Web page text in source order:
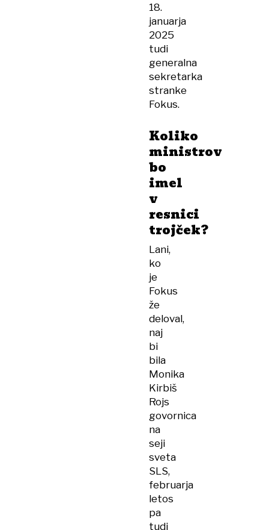
18.
januarja
2025
tudi
generalna
sekretarka
stranke
Fokus.
Koliko
ministrov
bo
imel
v
resnici
trojček?
Lani,
ko
je
Fokus
že
deloval,
naj
bi
bila
Monika
Kirbiš
Rojs
govornica
na
seji
sveta
SLS,
februarja
letos
pa
tudi